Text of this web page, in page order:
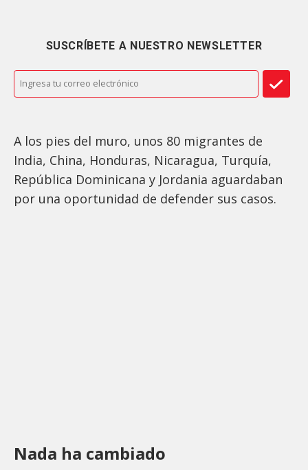
SUSCRÍBETE A NUESTRO NEWSLETTER
A los pies del muro, unos 80 migrantes de
India, China, Honduras, Nicaragua, Turquía,
República Dominicana y Jordania aguardaban
por una oportunidad de defender sus casos.
Nada ha cambiado